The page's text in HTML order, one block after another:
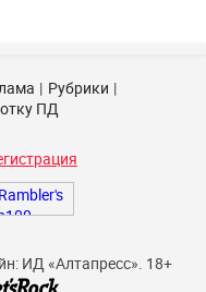
ИД «Алтапресс». 18+
Рубрики
ПД